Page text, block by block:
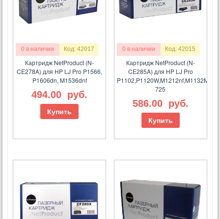
0 в наличии Код: 42017
Картридж NetProduct (N-
CE278A) для HP LJ Pro P1566,
P1606dn, M1536dnf
494.00 руб.
Купить
0 в наличии Код: 42015
Картридж NetProduct (N-
CE285A) для HP LJ Pro
725
586.00 руб.
Купить